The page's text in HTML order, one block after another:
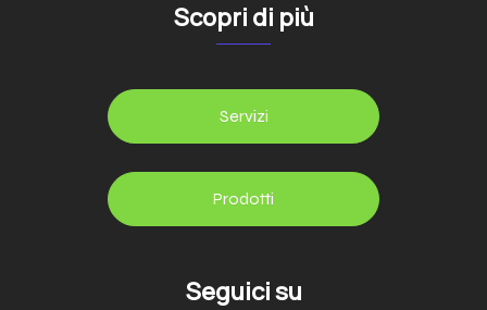
Scopri di più
Servizi
Prodotti
Seguici su